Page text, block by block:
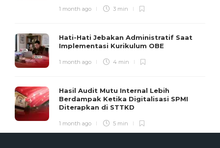
1 month ago 3 min
Hati-Hati Jebakan Administratif Saat
Implementasi Kurikulum OBE
1 month ago 4 min
Hasil Audit Mutu Internal Lebih
Berdampak Ketika Digitalisasi SPMI
Diterapkan di STTKD
1 month ago 5 min